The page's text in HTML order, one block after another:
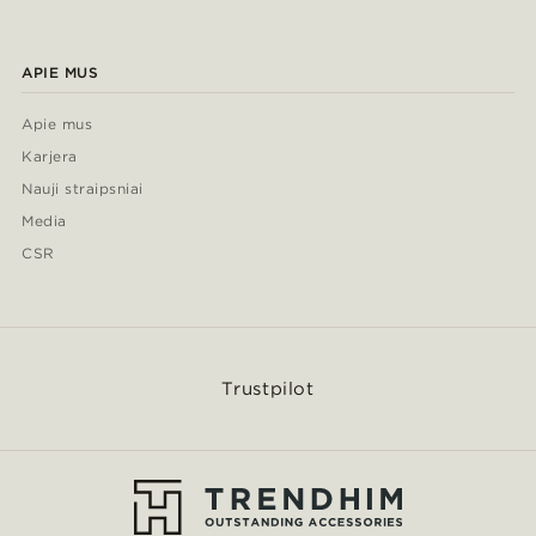
APIE MUS
Apie mus
Karjera
Nauji straipsniai
Media
CSR
Trustpilot